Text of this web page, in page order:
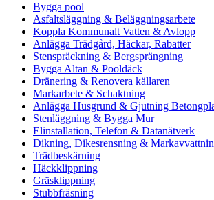
Bygga pool
Asfaltsläggning & Beläggningsarbete
Koppla Kommunalt Vatten & Avlopp
Anlägga Trädgård, Häckar, Rabatter
Stenspräckning & Bergsprängning
Bygga Altan & Pooldäck
Dränering & Renovera källaren
Markarbete & Schaktning
Anlägga Husgrund & Gjutning
Stenläggning & Bygga Mur
Elinstallation, Telefon & Datanätverk
Dikning, Dikesrensning &
Trädbeskärning
Häckklippning
Gräsklippning
Stubbfräsning